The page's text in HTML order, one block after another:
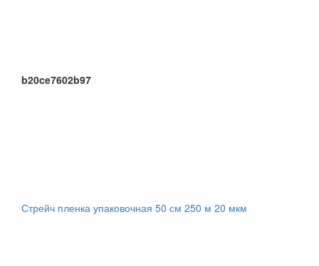
b20ce7602b97
Стрейч пленка упаковочная 50 см 250 м 20 мкм